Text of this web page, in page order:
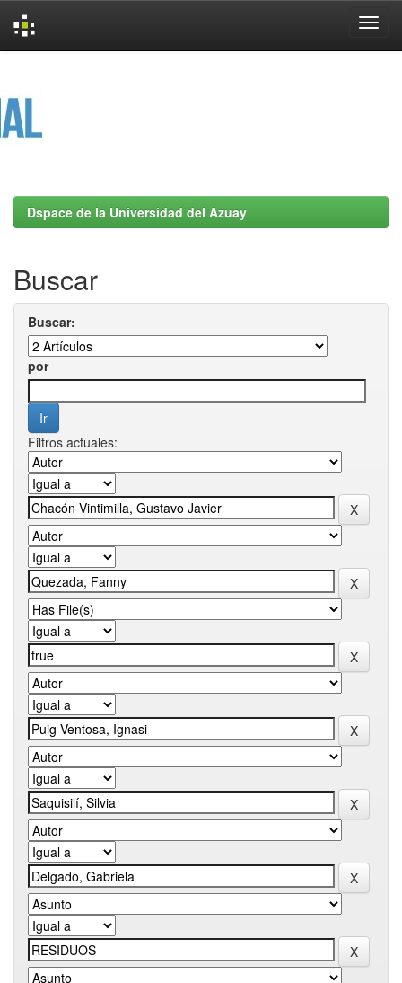
Dspace de la Universidad del Azuay
Buscar
Buscar:
por
Filtros actuales: